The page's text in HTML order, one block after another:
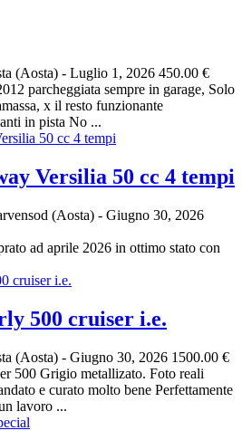
(Aosta) - Luglio 1, 2026 450.00 €
parcheggiata sempre in garage, Solo
x il resto funzionante
in pista No ...
Versilia 50 cc 4 tempi
(Aosta) - Giugno 30, 2026
ad aprile 2026 in ottimo stato con
500 cruiser i.e.
(Aosta) - Giugno 30, 2026 1500.00 €
500 Grigio metallizato. Foto reali
e curato molto bene Perfettamente
lavoro ...